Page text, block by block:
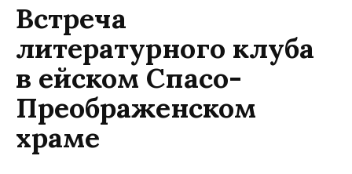
Встреча
литературного клуба
в ейском Спасо-
Преображенском
храме